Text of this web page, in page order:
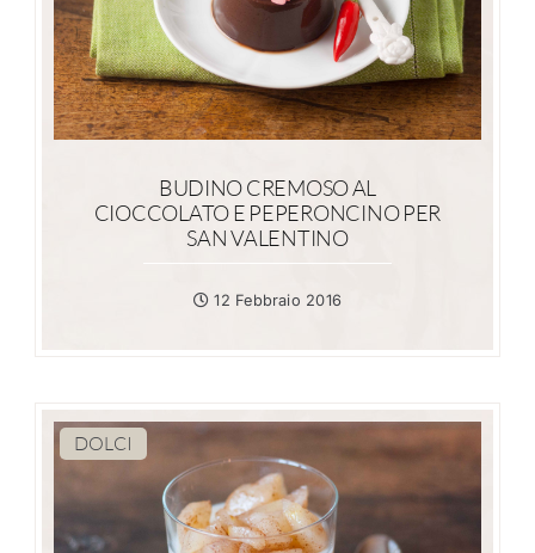
BUDINO CREMOSO AL
CIOCCOLATO E PEPERONCINO PER
SAN VALENTINO
12 Febbraio 2016
DOLCI